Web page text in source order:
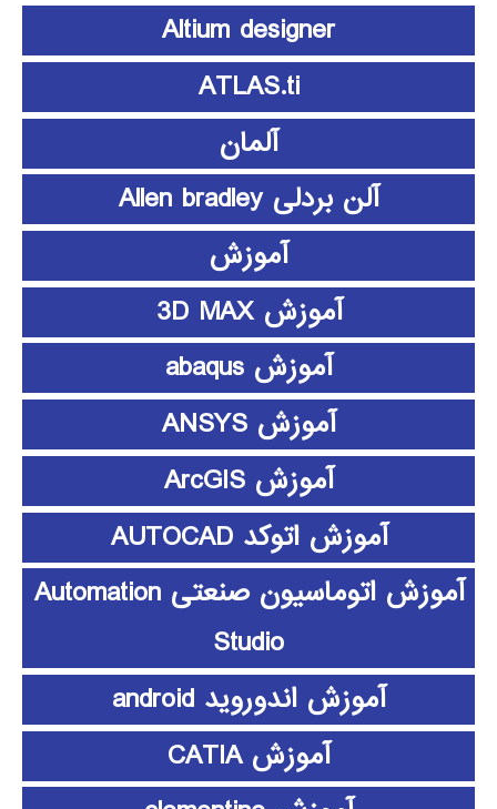
Altium designer
ATLAS.ti
آلمان
آلن بردلی Allen bradley
آموزش
آموزش 3D MAX
آموزش abaqus
آموزش ANSYS
آموزش ArcGIS
آموزش اتوکد AUTOCAD
آموزش اتوماسیون صنعتی Automation
Studio
آموزش اندوروید android
آموزش CATIA